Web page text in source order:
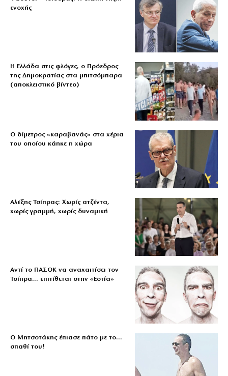
ενοχής
Η Ελλάδα στις φλόγες, ο Πρόεδρος
της Δημοκρατίας στα μπιτσόμπαρα
(αποκλειστικό βίντεο)
Ο δίμετρος «καραβανάς» στα χέρια
του οποίου κάηκε η χώρα
Αλέξης Τσίπρας: Χωρίς ατζέντα,
χωρίς γραμμή, χωρίς δυναμική
Αντί το ΠΑΣΟΚ να αναχαιτίσει τον
Τσίπρα… επιτίθεται στην «Εστία»
Ο Μητσοτάκης έπιασε πάτο με το…
σπαθί του!